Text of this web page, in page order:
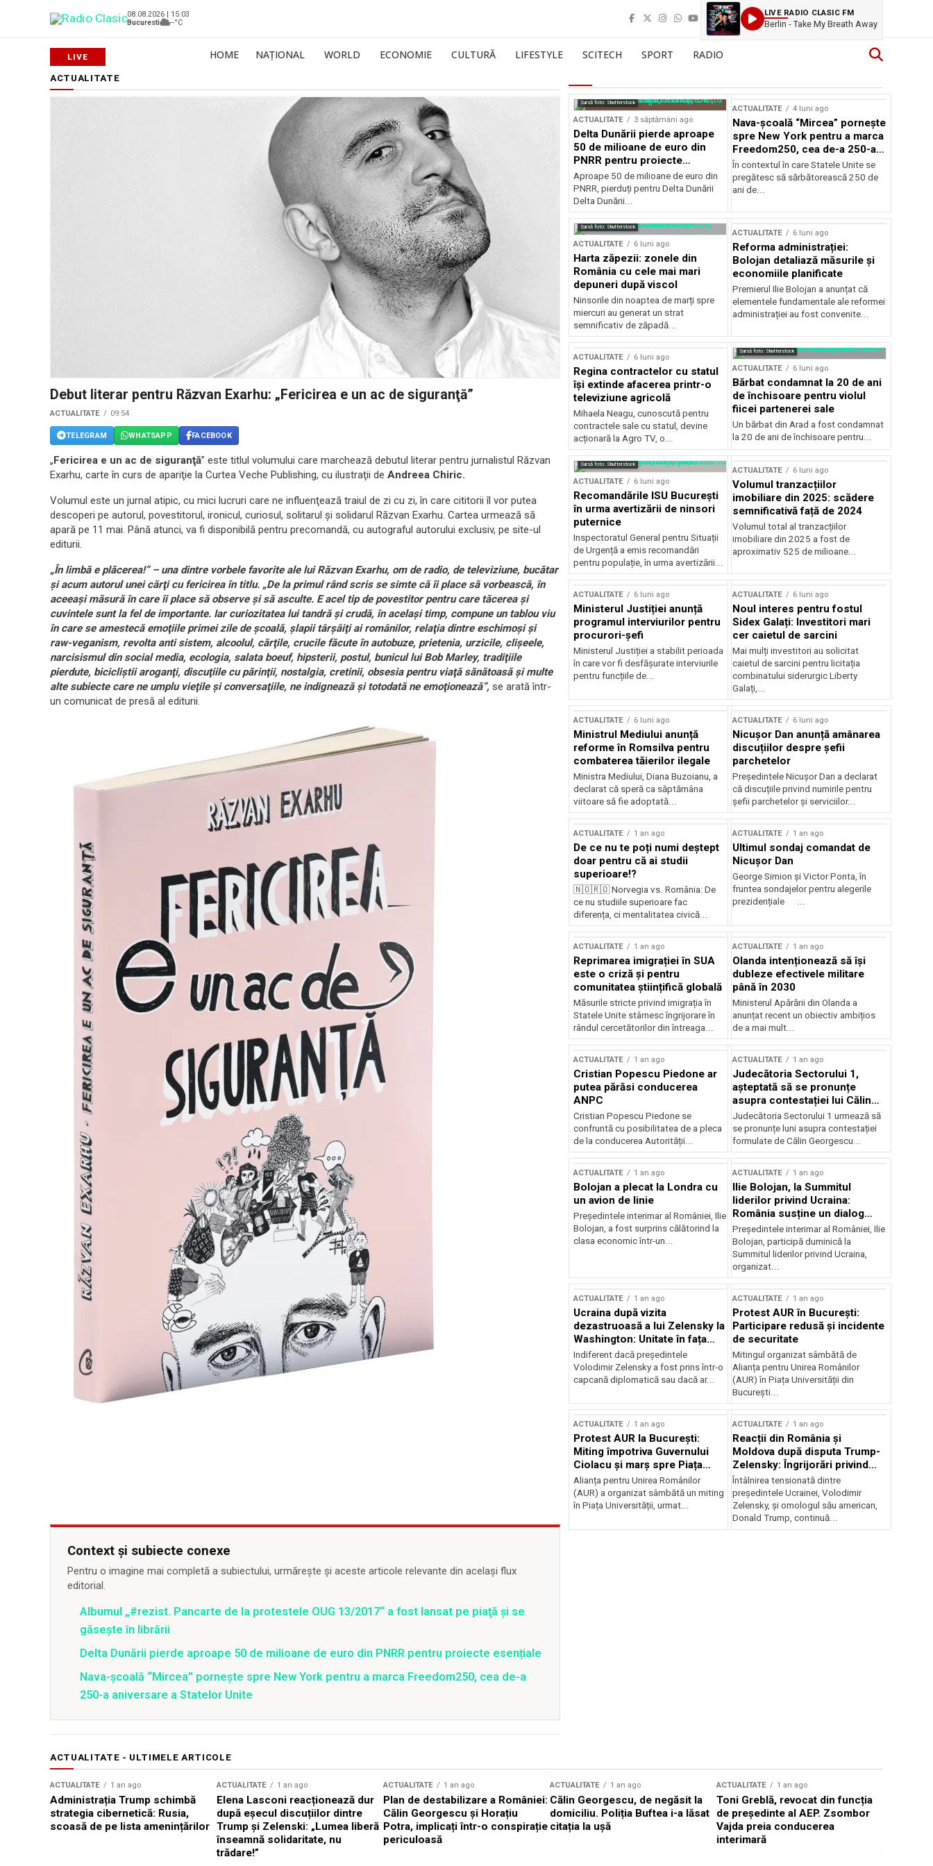
08.08.2026 | 15:03
Bucuresti
--°C
LIVE RADIO CLASIC FM
Berlin - Take My Breath Away
HOME NAȚIONAL WORLD ECONOMIE CULTURĂ LIFESTYLE SCITECH SPORT RADIO
ACTUALITATE
Debut literar pentru Răzvan Exarhu: „Fericirea e un ac de siguranţă”
ACTUALITATE 09:54
TELEGRAM WHATSAPP FACEBOOK
„Fericirea e un ac de siguranţă” este titlul volumului care marchează debutul literar pentru jurnalistul Răzvan
Exarhu, carte în curs de apariţie la Curtea Veche Publishing, cu ilustraţii de Andreea Chiric.
Volumul este un jurnal atipic, cu mici lucruri care ne influenţează traiul de zi cu zi, în care cititorii îl vor putea
descoperi pe autorul, povestitorul, ironicul, curiosul, solitarul şi solidarul Răzvan Exarhu. Cartea urmează să
apară pe 11 mai. Până atunci, va fi disponibilă pentru precomandă, cu autograful autorului exclusiv, pe site-ul
editurii.
„În limbă e plăcerea!” – una dintre vorbele favorite ale lui Răzvan Exarhu, om de radio, de televiziune, bucătar
şi acum autorul unei cărţi cu fericirea în titlu. „De la primul rând scris se simte că îi place să vorbească, în
aceeaşi măsură în care îi place să observe şi să asculte. E acel tip de povestitor pentru care tăcerea şi
cuvintele sunt la fel de importante. Iar curiozitatea lui tandră şi crudă, în acelaşi timp, compune un tablou viu
în care se amestecă emoţiile primei zile de şcoală, şlapii târşâiţi ai românilor, relaţia dintre eschimoşi şi
raw-veganism, revolta anti sistem, alcoolul, cărţile, crucile făcute în autobuze, prietenia, urzicile, clişeele,
narcisismul din social media, ecologia, salata boeuf, hipsterii, postul, bunicul lui Bob Marley, tradiţiile
pierdute, bicicliştii aroganţi, discuţiile cu părinţii, nostalgia, cretinii, obsesia pentru viaţă sănătoasă şi multe
alte subiecte care ne umplu vieţile şi conversaţiile, ne indignează şi totodată ne emoţionează”, se arată într-
un comunicat de presă al editurii.
Context și subiecte conexe
Pentru o imagine mai completă a subiectului, urmărește și aceste articole relevante din același flux
editorial.
Albumul „#rezist. Pancarte de la protestele OUG 13/2017“ a fost lansat pe piaţă şi se
găseşte în librării
Delta Dunării pierde aproape 50 de milioane de euro din PNRR pentru proiecte esențiale
Nava-școală “Mircea” pornește spre New York pentru a marca Freedom250, cea de-a
250-a aniversare a Statelor Unite
Sursă foto: Shutterstock
ACTUALITATE 3 săptămâni ago
Delta Dunării pierde aproape
50 de milioane de euro din
PNRR pentru proiecte
esențiale
Aproape 50 de milioane de euro din
PNRR, pierduți pentru Delta Dunării
Delta Dunării...
ACTUALITATE 4 luni ago
Nava-școală “Mircea” pornește
spre New York pentru a marca
Freedom250, cea de-a 250-a
aniversare a Statelor Unite
În contextul în care Statele Unite se
pregătesc să sărbătorească 250 de
ani de...
Sursă foto: Shutterstock
ACTUALITATE 6 luni ago
Harta zăpezii: zonele din
România cu cele mai mari
depuneri după viscol
Ninsorile din noaptea de marți spre
miercuri au generat un strat
semnificativ de zăpadă...
ACTUALITATE 6 luni ago
Reforma administrației:
Bolojan detaliază măsurile și
economiile planificate
Premierul Ilie Bolojan a anunțat că
elementele fundamentale ale reformei
administrației au fost convenite...
ACTUALITATE 6 luni ago
Regina contractelor cu statul
își extinde afacerea printr-o
televiziune agricolă
Mihaela Neagu, cunoscută pentru
contractele sale cu statul, devine
acționară la Agro TV, o...
Sursă foto: Shutterstock
ACTUALITATE 6 luni ago
Bărbat condamnat la 20 de ani
de închisoare pentru violul
fiicei partenerei sale
Un bărbat din Arad a fost condamnat
la 20 de ani de închisoare pentru...
Sursă foto: Shutterstock
ACTUALITATE 6 luni ago
Recomandările ISU București
în urma avertizării de ninsori
puternice
Inspectoratul General pentru Situații
de Urgență a emis recomandări
pentru populație, în urma avertizării...
ACTUALITATE 6 luni ago
Volumul tranzacțiilor
imobiliare din 2025: scădere
semnificativă față de 2024
Volumul total al tranzacțiilor
imobiliare din 2025 a fost de
aproximativ 525 de milioane...
ACTUALITATE 6 luni ago
Ministerul Justiției anunță
programul interviurilor pentru
procurori-șefi
Ministerul Justiției a stabilit perioada
în care vor fi desfășurate interviurile
pentru funcțiile de...
ACTUALITATE 6 luni ago
Noul interes pentru fostul
Sidex Galați: Investitori mari
cer caietul de sarcini
Mai mulți investitori au solicitat
caietul de sarcini pentru licitația
combinatului siderurgic Liberty
Galați,...
ACTUALITATE 6 luni ago
Ministrul Mediului anunță
reforme în Romsilva pentru
combaterea tăierilor ilegale
Ministra Mediului, Diana Buzoianu, a
declarat că speră ca săptămâna
viitoare să fie adoptată...
ACTUALITATE 6 luni ago
Nicușor Dan anunță amânarea
discuțiilor despre șefii
parchetelor
Președintele Nicușor Dan a declarat
că discuțiile privind numirile pentru
șefii parchetelor și serviciilor...
ACTUALITATE 1 an ago
De ce nu te poți numi deștept
doar pentru că ai studii
superioare!?
🇳🇴🇷🇴 Norvegia vs. România: De
ce nu studiile superioare fac
diferența, ci mentalitatea civică...
ACTUALITATE 1 an ago
Ultimul sondaj comandat de
Nicușor Dan
George Simion și Victor Ponta, în
fruntea sondajelor pentru alegerile
prezidențiale ...
ACTUALITATE 1 an ago
Reprimarea imigrației în SUA
este o criză și pentru
comunitatea științifică globală
Măsurile stricte privind imigrația în
Statele Unite stârnesc îngrijorare în
rândul cercetătorilor din întreaga...
ACTUALITATE 1 an ago
Olanda intenționează să își
dubleze efectivele militare
până în 2030
Ministerul Apărării din Olanda a
anunțat recent un obiectiv ambițios
de a mai mult...
ACTUALITATE 1 an ago
Cristian Popescu Piedone ar
putea părăsi conducerea
ANPC
Cristian Popescu Piedone se
confruntă cu posibilitatea de a pleca
de la conducerea Autorității...
ACTUALITATE 1 an ago
Judecătoria Sectorului 1,
așteptată să se pronunțe
asupra contestației lui Călin
Georgescu privind controlul
judiciar
Judecătoria Sectorului 1 urmează să
se pronunțe luni asupra contestației
formulate de Călin Georgescu...
ACTUALITATE 1 an ago
Bolojan a plecat la Londra cu
un avion de linie
Președintele interimar al României, Ilie
Bolojan, a fost surprins călătorind la
clasa economic într-un...
ACTUALITATE 1 an ago
Ilie Bolojan, la Summitul
liderilor privind Ucraina:
România susține un dialog
transatlantic pentru securitate
și stabilitate
Președintele interimar al României, Ilie
Bolojan, participă duminică la
Summitul liderilor privind Ucraina,
organizat...
ACTUALITATE 1 an ago
Ucraina după vizita
dezastruoasă a lui Zelensky la
Washington: Unitate în fața
incertitudinii
Indiferent dacă președintele
Volodimir Zelensky a fost prins într-o
capcană diplomatică sau dacă ar...
ACTUALITATE 1 an ago
Protest AUR în București:
Participare redusă și incidente
de securitate
Mitingul organizat sâmbătă de
Alianța pentru Unirea Românilor
(AUR) în Piața Universității din
București...
ACTUALITATE 1 an ago
Protest AUR la București:
Miting împotriva Guvernului
Ciolacu și marș spre Piața
Victoriei
Alianța pentru Unirea Românilor
(AUR) a organizat sâmbătă un miting
în Piața Universității, urmat...
ACTUALITATE 1 an ago
Reacții din România și
Moldova după disputa Trump-
Zelensky: Îngrijorări privind
securitatea regională
Întâlnirea tensionată dintre
președintele Ucrainei, Volodimir
Zelensky, și omologul său american,
Donald Trump, continuă...
ACTUALITATE - ULTIMELE ARTICOLE
ACTUALITATE 1 an ago
Administrația Trump schimbă
strategia cibernetică: Rusia,
scoasă de pe lista amenințărilor
ACTUALITATE 1 an ago
Elena Lasconi reacționează dur
după eșecul discuțiilor dintre
Trump și Zelenski: „Lumea liberă
înseamnă solidaritate, nu
trădare!”
ACTUALITATE 1 an ago
Plan de destabilizare a României:
Călin Georgescu și Horațiu
Potra, implicați într-o conspirație
periculoasă
ACTUALITATE 1 an ago
Călin Georgescu, de negăsit la
domiciliu. Poliția Buftea i-a lăsat
citația la ușă
ACTUALITATE 1 an ago
Toni Greblă, revocat din funcția
de președinte al AEP. Zsombor
Vajda preia conducerea
interimară